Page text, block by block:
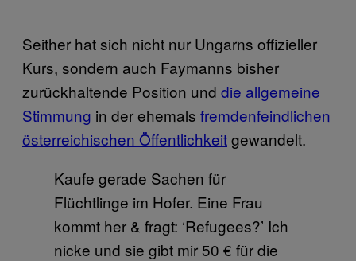
Seither hat sich nicht nur Ungarns offizieller
Kurs, sondern auch Faymanns bisher
zurückhaltende Position und die allgemeine
Stimmung in der ehemals fremdenfeindlichen
österreichischen Öffentlichkeitgewandelt.
Kaufe gerade Sachen für
Flüchtlinge im Hofer. Eine Frau
kommt her & fragt: ‘Refugees?’ Ich
nicke und sie gibt mir 50 € für die